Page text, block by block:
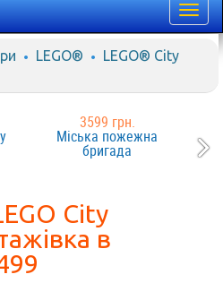
LEGO®
LEGO® City
3599 грн.
Міська пожежна
бригада
City
в